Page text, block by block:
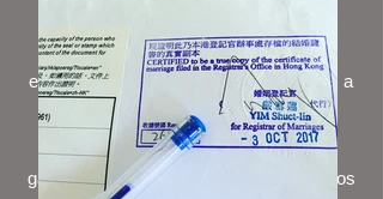
aceites e reconhecidas por todas as
entidades em Portugal e no estrangeiro, a
Multilingual Europe disponibiliza
TRADUÇÕES CERTIFICADAS,
garantindo não só a qualidade dos nossos